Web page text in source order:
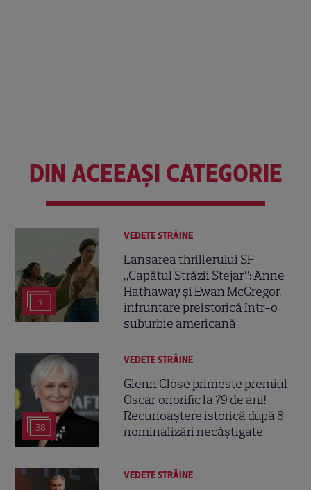
DIN ACEEAȘI CATEGORIE
7
VEDETE STRĂINE
Lansarea thrillerului SF
„Capătul Străzii Stejar”: Anne
Hathaway și Ewan McGregor,
înfruntare preistorică într-o
suburbie americană
38
VEDETE STRĂINE
Glenn Close primește premiul
Oscar onorific la 79 de ani!
Recunoaștere istorică după 8
nominalizări necâștigate
VEDETE STRĂINE